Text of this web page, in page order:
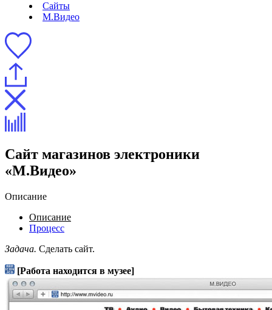
Сайты
М.Видео
Сайт магазинов электроники
«М.Видео»
Описание
Описание
Процесс
Задача. Сделать сайт.
[Работа находится в музее]